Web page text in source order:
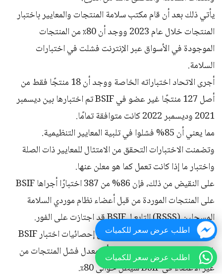
يأتي ذلك بعد أن قام مكتب سلامة المنتجات والمعايير باختبار
المنتجات خلال عام 2023 ووجد أن 80٪ من المنتجات
الموجودة في الأسواق عبر الإنترنت فشلت في اختبارات
السلامة.
أجرى الاتحاد اختباراته الخاصة ووجد أن 18 منتجًا فقط من
أصل 127 منتجًا غير عضو في BSIF تم اختبارها بين ديسمبر
2021 وديسمبر 2022 كانت متوافقة تمامًا.
مما يعني أن 85% فشلوا في تلبية المعايير التنظيمية.
وتضمنت الاختبارات التحقق من الامتثال للمعايير ذات الصلة
واختبار ما إذا كانت تعمل كما هو معلن عنها.
على النقيض من ذلك، فإن 86% من 387 اختبارًا أجراها BSIF
على المنتجات الموردة من قبل أعضاء نظام موردي السلامة
المسجلين (RSSS) التابع لـ BSIF قد اجتازت على الفور.
يتم حاليًا وضع اللمسات النهائية على إحصائيات اختبار BSIF
في عام 2023، ولكن من المعتقد أن معدل فشل المنتجات من
غير الأعضاء في BSIF سيظل حوالي 80٪.
اطلب عرض سعر للكميات
اطلب عرض سعر للكميات